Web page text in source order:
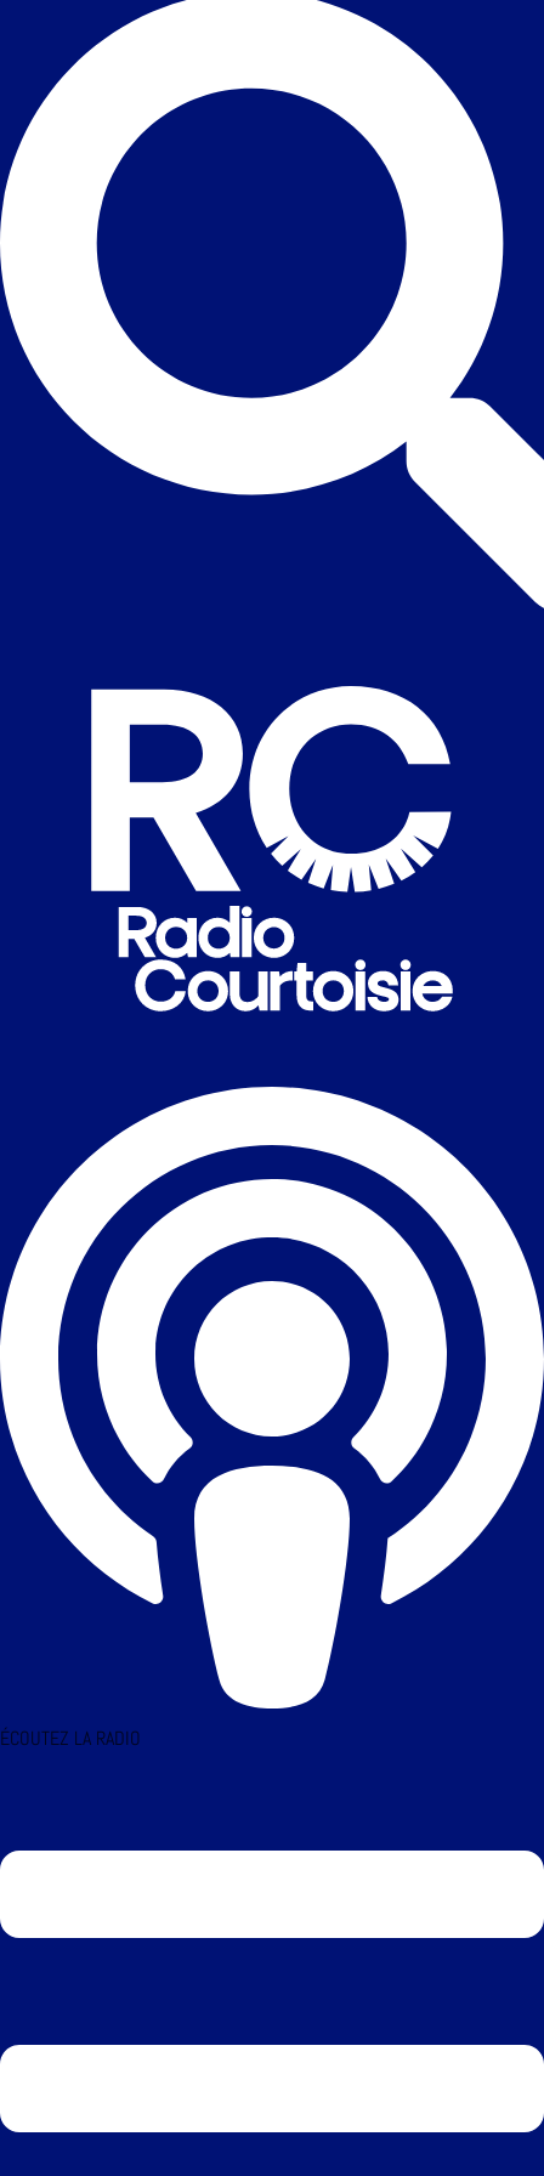
ÉCOUTEZ LA RADIO